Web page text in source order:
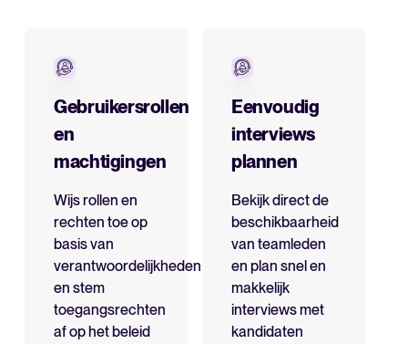
Gebruikersrollen
en
machtigingen
Wijs rollen en
rechten toe op
basis van
verantwoordelijkheden
en stem
toegangsrechten
af op het beleid
Eenvoudig
interviews
plannen
Bekijk direct de
beschikbaarheid
van teamleden
en plan snel en
makkelijk
interviews met
kandidaten